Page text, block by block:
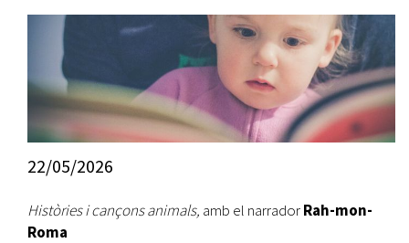
22/05/2026
Històries i cançons animals, amb el narradorRah-mon-
Roma